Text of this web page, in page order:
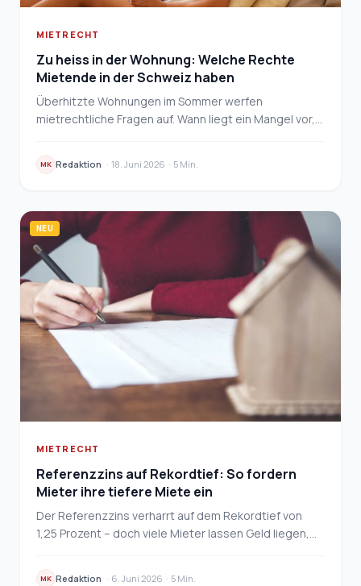
MIETRECHT
Zu heiss in der Wohnung: Welche Rechte
Mietende in der Schweiz haben
Überhitzte Wohnungen im Sommer werfen
mietrechtliche Fragen auf. Wann liegt ein Mangel vor,
Mietzinsreduk…
MK Redaktion · 18. Juni 2026 · 5 Min.
NEU
MIETRECHT
Referenzzins auf Rekordtief: So fordern
Mieter ihre tiefere Miete ein
Der Referenzzins verharrt auf dem Rekordtief von
1,25 Prozent – doch viele Mieter lassen Geld liegen,
MK Redaktion · 6. Juni 2026 · 5 Min.